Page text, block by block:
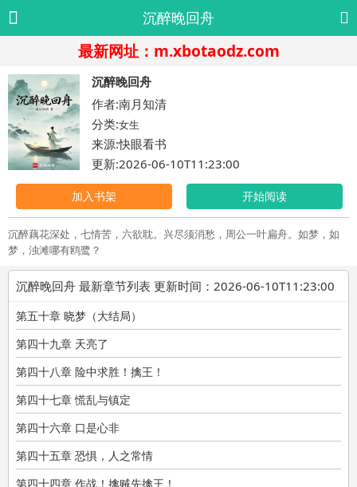
沉醉晚回舟
最新网址：m.xbotaodz.com
沉醉晚回舟
作者:南月知清
分类:女生
来源:快眼看书
更新:2026-06-10T11:23:00
加入书架 开始阅读
沉醉藕花深处，七情苦，六欲耽。兴尽须消愁，周公一叶扁舟。如梦，如
梦，浊滩哪有鸥鹭？
沉醉晚回舟 最新章节列表 更新时间：2026-06-10T11:23:00
第五十章 晓梦（大结局）
第四十九章 天亮了
第四十八章 险中求胜！擒王！
第四十七章 慌乱与镇定
第四十六章 口是心非
第四十五章 恐惧，人之常情
第四十四章 作战！擒贼先擒王！